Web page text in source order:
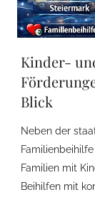
Kinder-
Blick
Neben der
Familien mit
Beihilfen mit